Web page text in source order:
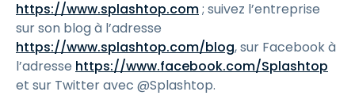
https://www.splashtop.com; suivez l’entreprise
sur son blog à l’adresse
https://www.splashtop.com/blog, sur Facebook à
l’adresse https://www.facebook.com/Splashtop
et sur Twitter avec @Splashtop.